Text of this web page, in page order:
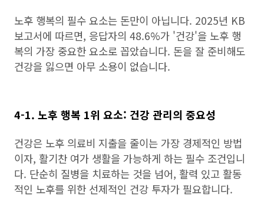
노후 행복의 필수 요소는 돈만이 아닙니다. 2025년 KB
보고서에 따르면, 응답자의 48.6%가 '건강'을 노후 행
복의 가장 중요한 요소로 꼽았습니다. 돈을 잘 준비해도
건강을 잃으면 아무 소용이 없습니다.
4-1. 노후 행복 1위 요소: 건강 관리의 중요성
건강은 노후 의료비 지출을 줄이는 가장 경제적인 방법
이자, 활기찬 여가 생활을 가능하게 하는 필수 조건입니
다. 단순히 질병을 치료하는 것을 넘어, 활력 있고 활동
적인 노후를 위한 선제적인 건강 투자가 필요합니다.